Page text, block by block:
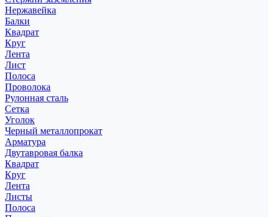
Нержавейка
Балки
Квадрат
Круг
Лента
Лист
Полоса
Проволока
Рулонная сталь
Сетка
Уголок
Черный металлопрокат
Арматура
Двутавровая балка
Квадрат
Круг
Лента
Листы
Полоса